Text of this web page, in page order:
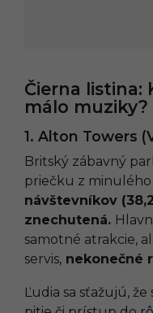
Čierna listina:
málo muziky?
1. Alton Towers
Britský zábavný
priečku z minulého
návštevníkov
znechutená.
samotné atrakcie,
servis, nekonečné
Ľudia sa sťažujú,